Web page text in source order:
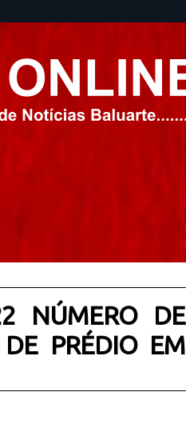
NÚMERO DE
PRÉDIO EM